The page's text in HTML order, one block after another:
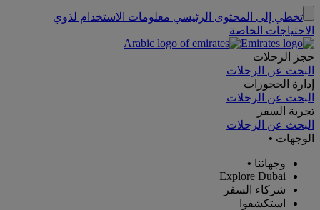
تخطي إلى المحتوى الرئيسي معلومات الاستخدام لذوي
الاحتياجات الخاصة
حجز الرحلات
البحث عن الرحلات
إدارة الحجوزات
البحث عن الرحلات
تجربة السفر
البحث عن الرحلات
الوجهات •
وجهاتنا •
Explore Dubai
شركاء السفر
استكشفوا